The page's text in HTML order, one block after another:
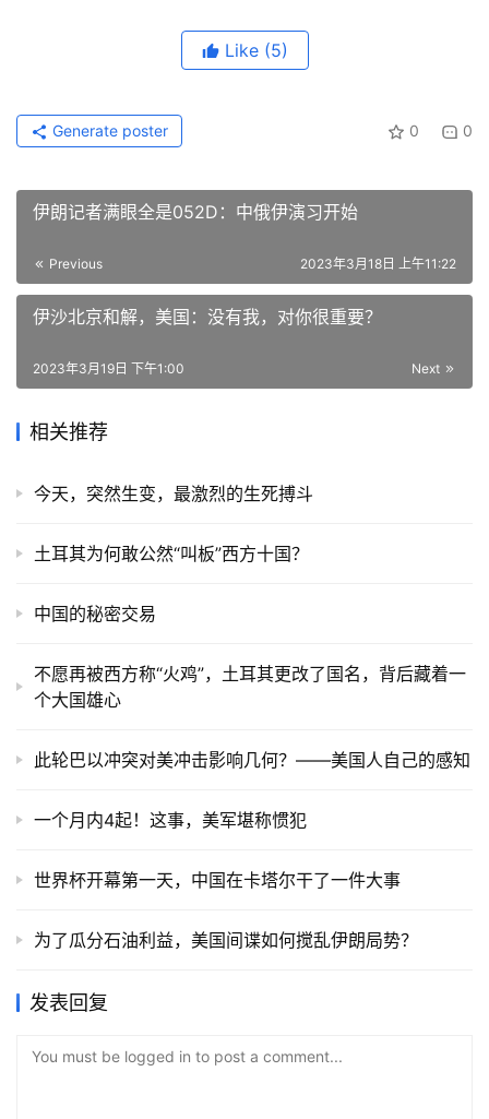
Like (5)
0 0
Generate poster
伊朗记者满眼全是052D：中俄伊演习开始
Previous 2023年3月18日 上午11:22
伊沙北京和解，美国：没有我，对你很重要？
Next
2023年3月19日 下午1:00
相关推荐
今天，突然生变，最激烈的生死搏斗
土耳其为何敢公然“叫板”西方十国？
中国的秘密交易
不愿再被西方称“火鸡”，土耳其更改了国名，背后藏着一
个大国雄心
此轮巴以冲突对美冲击影响几何？——美国人自己的感知
一个月内4起！这事，美军堪称惯犯
世界杯开幕第一天，中国在卡塔尔干了一件大事
为了瓜分石油利益，美国间谍如何搅乱伊朗局势？
发表回复
You must be logged in to post a comment...